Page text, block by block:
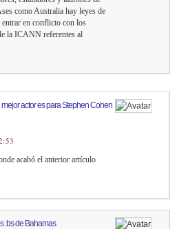
como Australia hay leyes de
entrar en conflicto con los
la ICANN referentes al
mejor actor es para Stephen Cohen
acabó el anterior artículo
.bs de Bahamas